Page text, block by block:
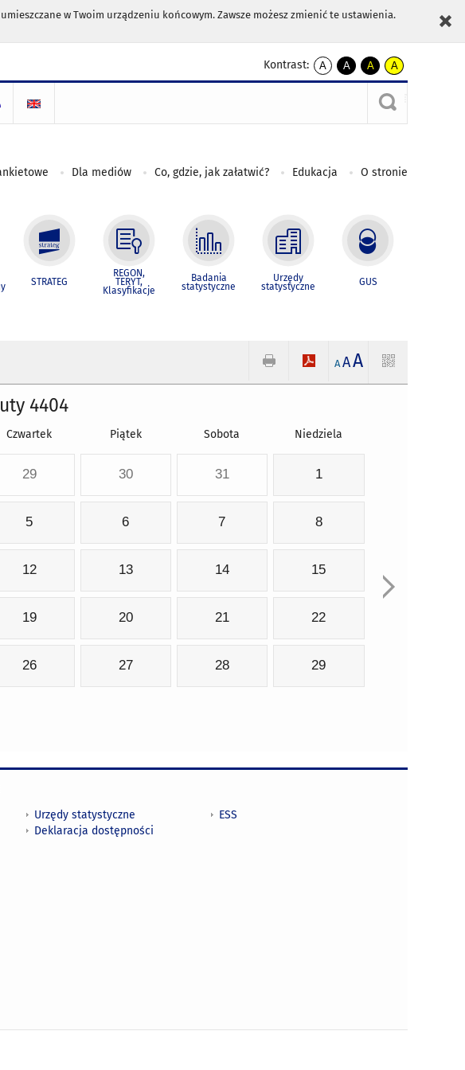
w Twoim urządzeniu końcowym. Zawsze możesz zmienić te ustawienia.
Kontrast:
A
kontrast
A
kontrast
czarnym
A
kontrast
żółty
tekst
czarnym
A
kontrast
czarny
tekst
żółtym
Dla mediów Co, gdzie, jak załatwić? Edukacja O stronie
STRATEG
REGON,
TERYT,
Klasyfikacje
Badania
statystyczne
Urzędy
statystyczne GUS
A AA
4404
Czwartek Piątek Sobota Niedziela
29 30 31 1
5 6 7 8
12 13 14 15
19 20 21 22
26 27 28 29
Urzędy statystyczne
Deklaracja dostępności
ESS